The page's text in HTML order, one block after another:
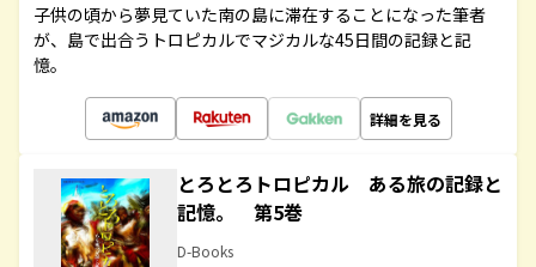
子供の頃から夢見ていた南の島に滞在することになった筆者
が、島で出合うトロピカルでマジカルな45日間の記録と記
憶。
詳細を見る
とろとろトロピカル ある旅の記録と
記憶。 第5巻
D-Books